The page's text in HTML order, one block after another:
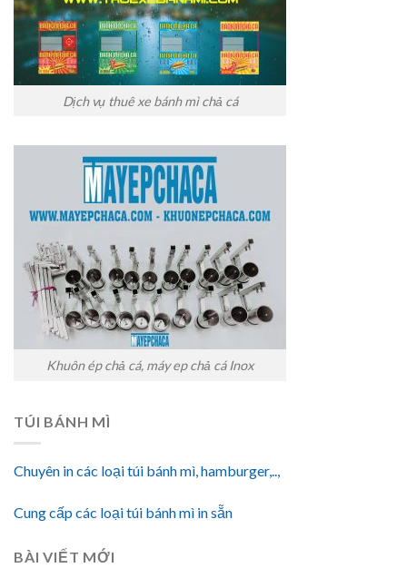
Dịch vụ thuê xe bánh mì chả cá
Khuôn ép chả cá, máy ep chả cá Inox
TÚI BÁNH MÌ
Chuyên in các loại túi bánh mì, hamburger,..,
Cung cấp các loại túi bánh mì in sẵn
BÀI VIẾT MỚI